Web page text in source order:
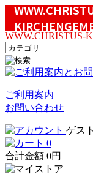
WWW.CHRISTUS-
ご利用案内
お問い合わせ
ゲス
0
合計金額 0円